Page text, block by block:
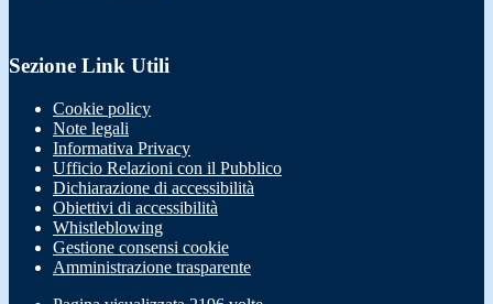
Sezione Link Utili
Cookie policy
Note legali
Informativa Privacy
Ufficio Relazioni con il Pubblico
Dichiarazione di accessibilità
Obiettivi di accessibilità
Whistleblowing
Gestione consensi cookie
Amministrazione trasparente